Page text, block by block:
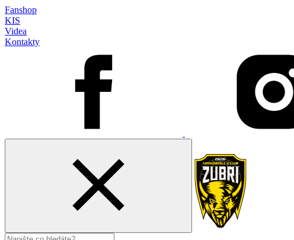
Fanshop
KIS
Videa
Kontakty